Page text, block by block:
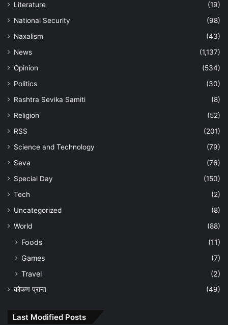
Literature
(19)
National Security
(98)
Naxalism
(43)
News
(1,137)
Opinion
(534)
Politics
(30)
Rashtra Sevika Samiti
(8)
Religion
(52)
RSS
(201)
Science and Technology
(79)
Seva
(76)
Special Day
(150)
Tech
(2)
Uncategorized
(8)
World
(88)
Foods
(11)
Games
(7)
Travel
(2)
कोकण प्रान्त (49)
Last Modified Posts